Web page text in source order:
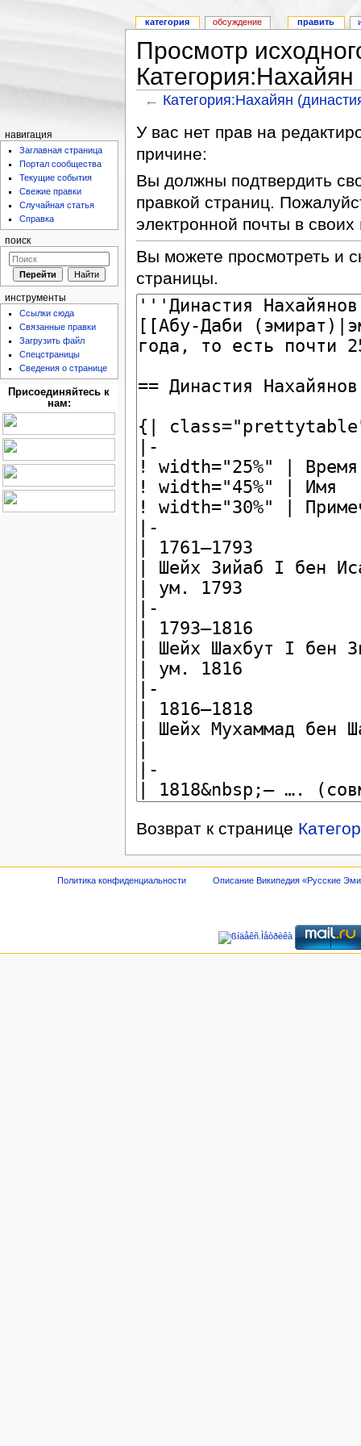
Просмотр
← Категория:Нахайян
У вас нет прав на
причине:
Вы должны подтвердить
правкой страниц.
электронной почты в своих
Вы можете просмотреть и
страницы.
Возврат к странице
категория обсуждение править
навигация
Заглавная страница
Портал сообщества
Текущие события
Свежие правки
Случайная статья
Справка
поиск
инструменты
Ссылки сюда
Связанные правки
Загрузить файл
Спецстраницы
Сведения о странице
Присоединяйтесь к
нам:
Политика конфиденциальности Описание Википедия «Русские